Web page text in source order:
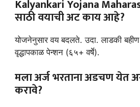
Kalyankari Yojana
साठी वयाची अट काय आहे?
योजनेनुसार वय बदलते. उदा. लाडकी
वृद्धापकाळ पेन्शन (६५+ वर्षे).
मला अर्ज भरताना अडचण येत
करावे?